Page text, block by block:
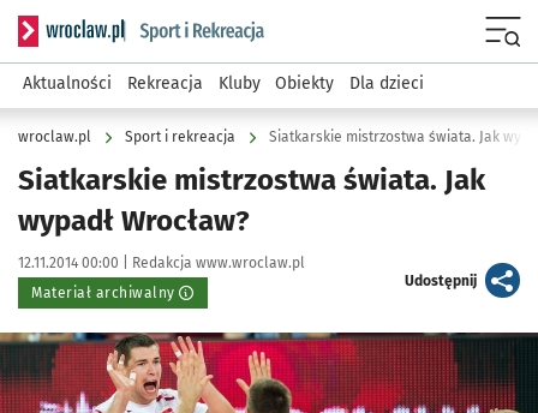
Serwis informacyjny wroclaw.pl podserwis: Sport i rekreacja
Aktualności Rekreacja Kluby Obiekty Dla dzieci
wroclaw.pl Sport i rekreacja Siatkarskie mistrzostwa świata. Jak
Siatkarskie mistrzostwa świata. Jak
wypadł Wrocław?
Data publikacji:
12.11.2014 00:00 | Autor:
Redakcja www.wroclaw.pl
Materiał archiwalny
Udostępnijartykuł
Kliknij, aby powiększyć